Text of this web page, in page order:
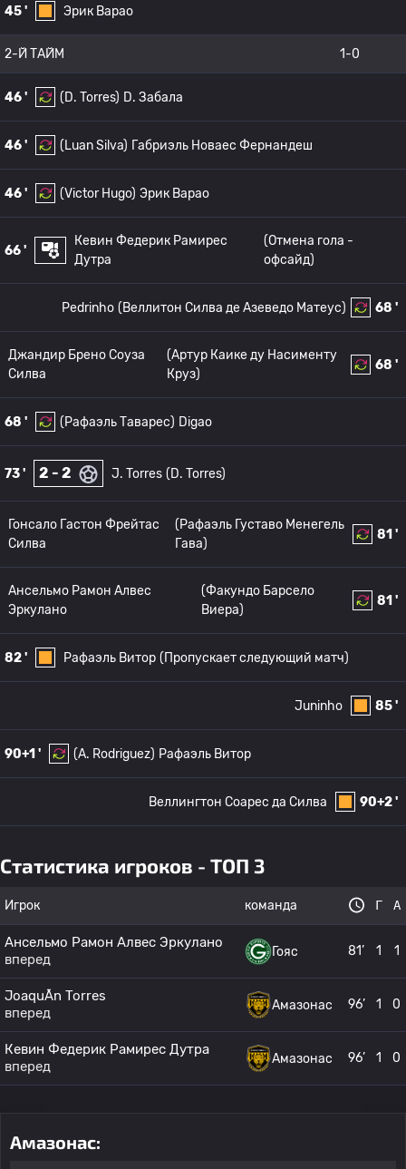
45 ' Эрик Варао
2-Й ТАЙМ 1-0
46 ' (D. Torres) D. Забала
46 ' (Luan Silva) Габриэль Новаес Фернандеш
46 ' (Victor Hugo) Эрик Варао
66 '
Кевин Федерик Рамирес
Дутра
(Отмена гола -
офсайд)
68 '
(Веллитон Силва де Азеведо Матеус)
Pedrinho
68 '
(Артур Каике ду Насименту
Круз)
Джандир Брено Соуза
Силва
68 ' (Рафаэль Таварес) Digao
73 ' 2 - 2 J. Torres (D. Torres)
81 '
(Рафаэль Густаво Менегель
Гава)
Гонсало Гастон Фрейтас
Силва
81 '
(Факундо Барсело
Виера)
Ансельмо Рамон Алвес
Эркулано
82 ' Рафаэль Витор (Пропускает следующий матч)
85 '
Juninho
90+1 ' (A. Rodriguez) Рафаэль Витор
90+2 '
Веллингтон Соарес да Силва
Статистика игроков - ТОП 3
Игрок команда Г А
Ансельмо Рамон Алвес Эркулано
вперед
Гояс 81’ 1 1
JoaquÃ­n Torres
вперед
Амазонас 96’ 1 0
Кевин Федерик Рамирес Дутра
вперед
Амазонас 96’ 1 0
Амазонас: